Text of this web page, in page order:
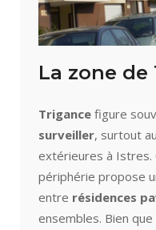
La zone
Trigance figure
surveiller, surtout
extérieures à Istres.
périphérie propose
entre résidences
ensembles. Bien